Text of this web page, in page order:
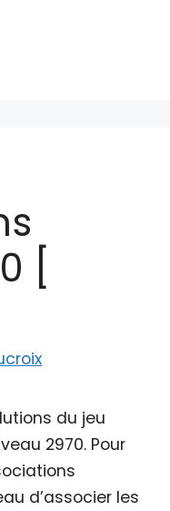
[
du jeu
2970. Pour
d’associer les